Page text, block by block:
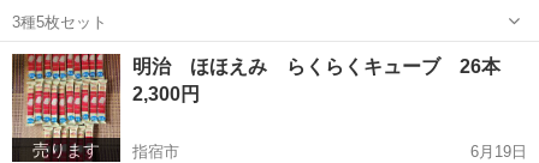
3種5枚セット
鹿児島 指宿市 パズル セット
売ります
明治 ほほえみ らくらくキューブ 26本
2,300円
指宿市
6月19日